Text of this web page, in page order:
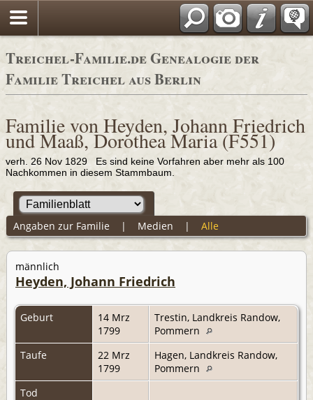
Adressbücher
Treichel-Familie.de Genealogie der
Familie Treichel aus Berlin
Familie von Heyden, Johann Friedrich
und Maaß, Dorothea Maria (F551)
verh. 26 Nov 1829 Es sind keine Vorfahren aber mehr als 100
Nachkommen in diesem Stammbaum.
Angaben zur Familie | Medien | Alle
männlich
Heyden, Johann Friedrich
Geburt
14 Mrz
1799
Trestin, Landkreis Randow,
Pommern
Taufe
22 Mrz
1799
Hagen, Landkreis Randow,
Pommern
Tod